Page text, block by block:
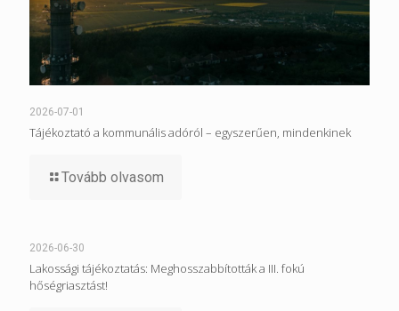
2026-07-01
Tájékoztató a kommunális adóról – egyszerűen, mindenkinek
Tovább olvasom
2026-06-30
Lakossági tájékoztatás: Meghosszabbították a III. fokú
hőségriasztást!